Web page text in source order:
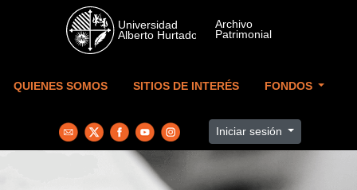
Skip to main content
QUIENES SOMOS SITIOS DE INTERÉS FONDOS
Iniciar sesión